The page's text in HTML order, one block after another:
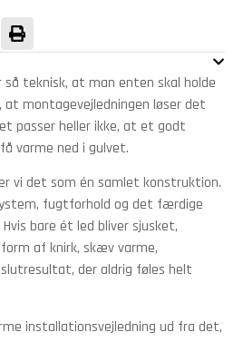
teknisk, at man enten skal holde
montagevejledningen løser det
passer heller ikke, at et godt
varme ned i gulvet.
vi det som én samlet konstruktion.
fugtforhold og det færdige
bare ét led bliver sjusket,
af knirk, skæv varme,
der aldrig føles helt
installationsvejledning ud fra det,